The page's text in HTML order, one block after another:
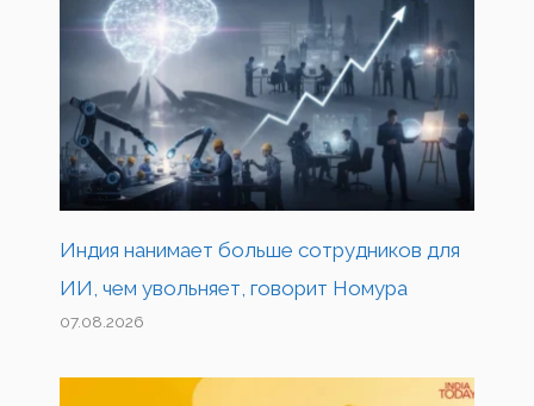
Индия нанимает больше сотрудников для
ИИ, чем увольняет, говорит Номура
07.08.2026